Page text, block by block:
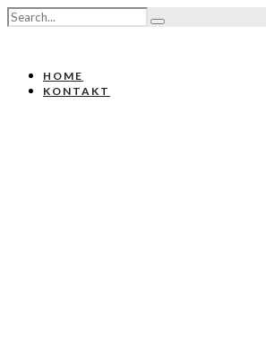
HOME
KONTAKT